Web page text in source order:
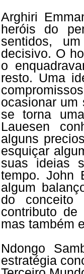
Arghiri
heróis do
sentidos,
decisivo. O
o
resto. Uma
ocasionar um
se torna
Lauesen
alguns
esquiçar
suas ideias
tempo. John
algum
do conceito
contributo
mas também
Ndongo
estratégia